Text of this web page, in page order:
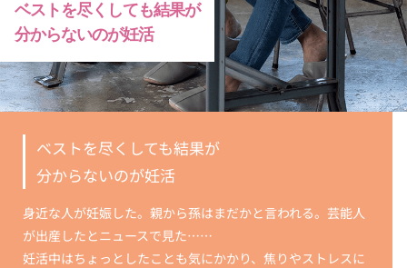
ベストを尽くしても結果が
分からないのが妊活
ベストを尽くしても結果が
分からないのが妊活
身近な人が妊娠した。親から孫はまだかと言われる。芸能人
が出産したとニュースで見た……
妊活中はちょっとしたことも気にかかり、焦りやストレスに